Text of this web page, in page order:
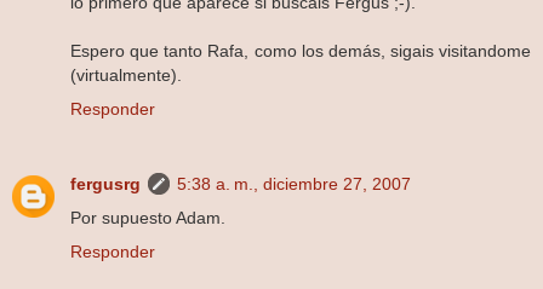
Espero que tanto Rafa, como los demás, sigais visitandome
(virtualmente).
Responder
fergusrg
5:38 a. m., diciembre 27, 2007
Por supuesto Adam.
Responder